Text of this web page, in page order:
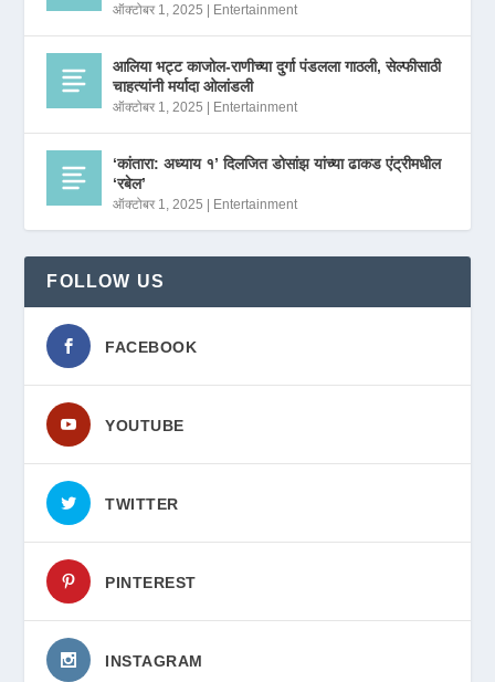
ऑक्टोबर 1, 2025 Entertainment
आलिया भट्ट काजोल-राणीच्या दुर्गा पंडलला गाठली, सेल्फीसाठी
चाहत्यांनी मर्यादा ओलांडली
ऑक्टोबर 1, 2025 Entertainment
‘कांतारा: अध्याय १’ दिलजित डोसांझ यांच्या ढाकड एंट्रीमधील
‘रबेल’
ऑक्टोबर 1, 2025 Entertainment
FOLLOW US
FACEBOOK
YOUTUBE
TWITTER
PINTEREST
INSTAGRAM